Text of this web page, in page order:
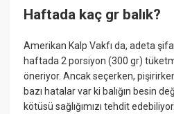
Haftada kaç gr balık?
Amerikan Kalp Vakfı da, adeta şifa
haftada 2 porsiyon (300 gr)
öneriyor. Ancak seçerken,
bazı hatalar var ki balığın besin
kötüsü sağlığımızı tehdit